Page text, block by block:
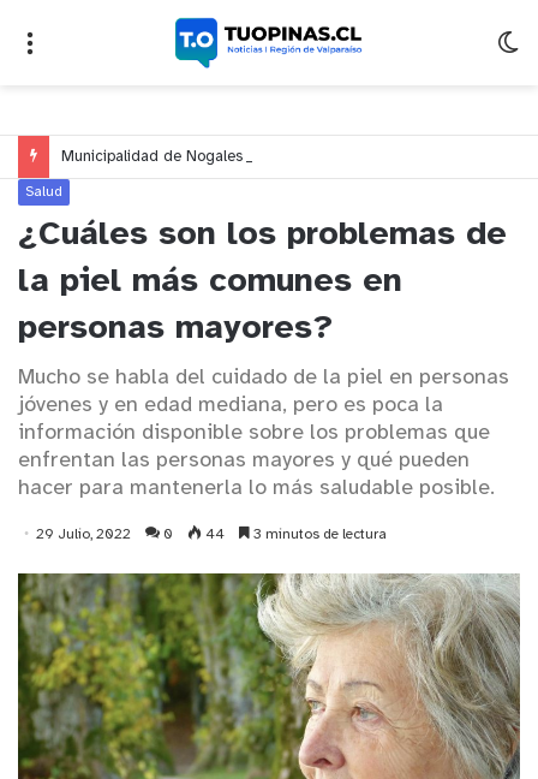
Salud
¿Cuáles son los problemas de
la piel más comunes en
personas mayores?
Mucho se habla del cuidado de la piel en personas
jóvenes y en edad mediana, pero es poca la
información disponible sobre los problemas que
enfrentan las personas mayores y qué pueden
hacer para mantenerla lo más saludable posible.
29 Julio, 2022 0 44 3 minutos de lectura